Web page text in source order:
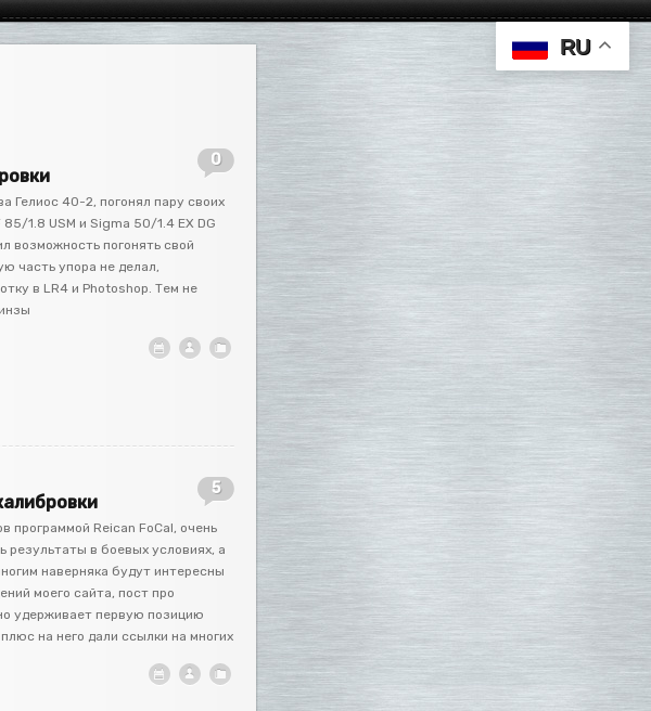
0
Гелиос 40-2, погонял пару своих
1.8 USM и Sigma 50/1.4 EX DG
возможность погонять свой
часть упора не делал,
в LR4 и Photoshop. Тем не
5
программой Reican FoCal, очень
результаты в боевых условиях, а
наверняка будут интересны
моего сайта, пост про
удерживает первую позицию
на него дали ссылки на многих
RU